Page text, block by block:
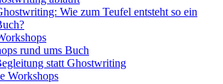
Wie zum Teufel entsteht so ein
rund ums Buch
statt Ghostwriting
Workshops